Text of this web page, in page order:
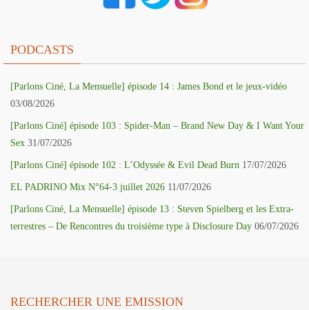
PODCASTS
[Parlons Ciné, La Mensuelle] épisode 14 : James Bond et le jeux-vidéo
03/08/2026
[Parlons Ciné] épisode 103 : Spider-Man – Brand New Day & I Want Your
Sex 31/07/2026
[Parlons Ciné] épisode 102 : L’Odyssée & Evil Dead Burn 17/07/2026
EL PADRINO Mix N°64-3 juillet 2026 11/07/2026
[Parlons Ciné, La Mensuelle] épisode 13 : Steven Spielberg et les Extra-
terrestres – De Rencontres du troisième type à Disclosure Day 06/07/2026
RECHERCHER UNE EMISSION